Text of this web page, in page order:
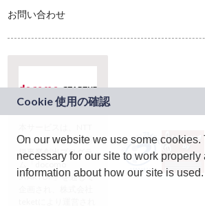
お問い合わせ
ドコモグループの新
規事業創出プログラ
ム「docomo
STARTUP」を通じて
On our website we use some cookies.
necessary for our site to work properly
information about how our site is used.